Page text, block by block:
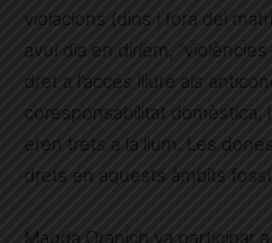
violacions (dins i fora del
avui dia en diríem,
dret a l’accés lliure als
coresponsabilitat domèstica,
eren trets a la llum. Les
drets en aquests àmbits
Magda Oranich va participar